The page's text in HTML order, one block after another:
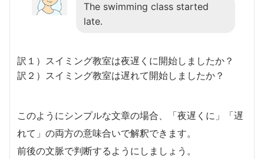
The swimming class started
late.
訳１）スイミング教室は夜遅くに開始しましたか？
訳２）スイミング教室は遅れて開始しましたか？
このようにシンプルな文章の場合、「夜遅くに」「遅
れて」の両方の意味合いで解釈できます。
前後の文脈で判断するようにしましょう。